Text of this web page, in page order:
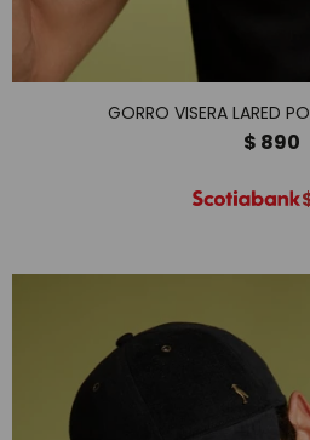
GORRO VISERA LARED
$ 890